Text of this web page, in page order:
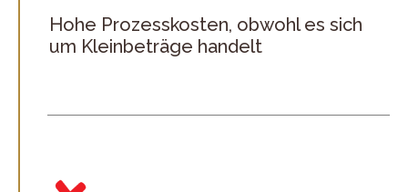
Hohe Prozesskosten, obwohl es sich
um Kleinbeträge handelt